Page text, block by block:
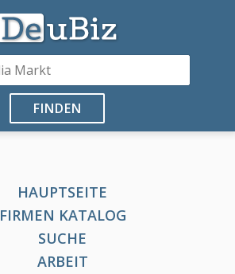
FINDEN
HAUPTSEITE
FIRMEN KATALOG
SUCHE
ARBEIT